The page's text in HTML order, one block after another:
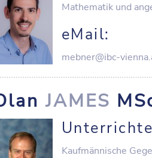
Mathematik und
eMail:
mebner@ibc-
JAMES
Kaufmännische